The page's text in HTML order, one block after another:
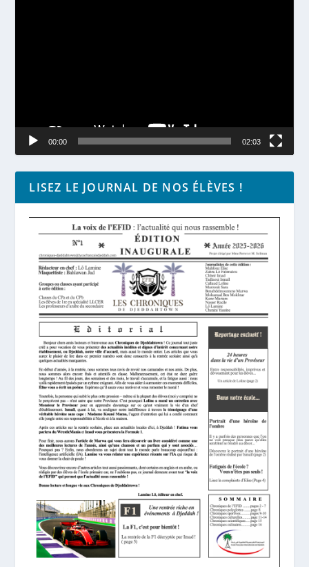
00:00 02:03
LISEZ LE JOURNAL DE NOS ÉLÈVES !